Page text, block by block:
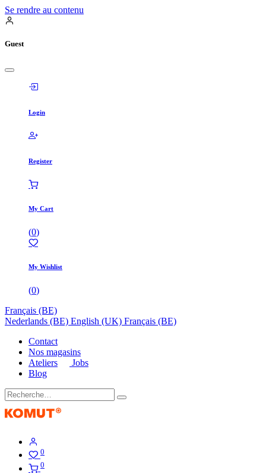
Se rendre au contenu
Guest
Login
Register
My Cart
(0)
My Wishlist
(0)
Français (BE)
Nederlands (BE) English (UK) Français (BE)
Contact
Nos magasins
Ateliers
Jobs
Blog
0
0